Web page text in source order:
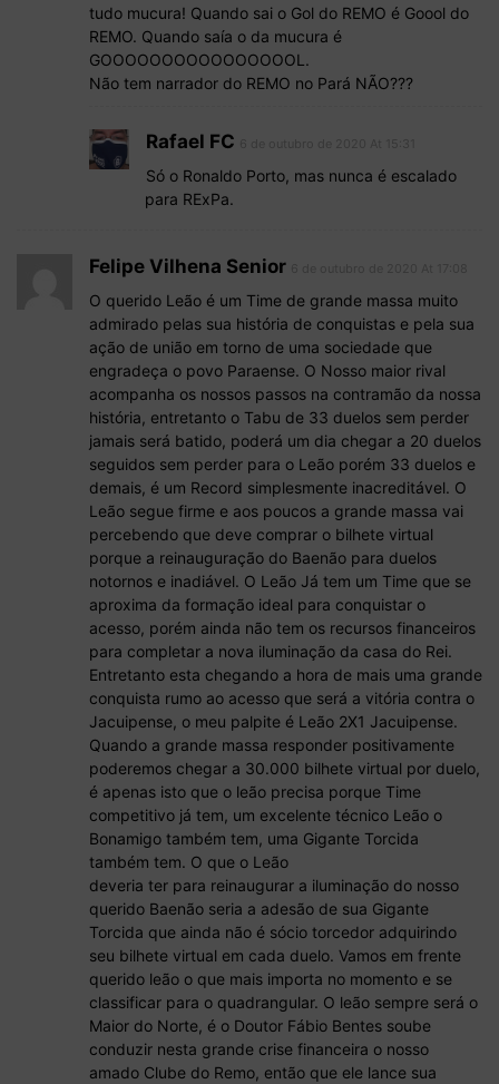
tudo mucura! Quando sai o Gol do REMO é Goool do
REMO. Quando saía o da mucura é
GOOOOOOOOOOOOOOOOL.
Não tem narrador do REMO no Pará NÃO???
Rafael FC
Só o Ronaldo Porto, mas nunca é escalado
para RExPa.
Felipe Vilhena Senior
O querido Leão é um Time de grande massa muito
admirado pelas sua história de conquistas e pela sua
ação de união em torno de uma sociedade que
engradeça o povo Paraense. O Nosso maior rival
acompanha os nossos passos na contramão da nossa
história, entretanto o Tabu de 33 duelos sem perder
jamais será batido, poderá um dia chegar a 20 duelos
seguidos sem perder para o Leão porém 33 duelos e
demais, é um Record simplesmente inacreditável. O
Leão segue firme e aos poucos a grande massa vai
percebendo que deve comprar o bilhete virtual
porque a reinauguração do Baenão para duelos
notornos e inadiável. O Leão Já tem um Time que se
aproxima da formação ideal para conquistar o
acesso, porém ainda não tem os recursos financeiros
para completar a nova iluminação da casa do Rei.
Entretanto esta chegando a hora de mais uma grande
conquista rumo ao acesso que será a vitória contra o
Jacuipense, o meu palpite é Leão 2X1 Jacuipense.
Quando a grande massa responder positivamente
poderemos chegar a 30.000 bilhete virtual por duelo,
é apenas isto que o leão precisa porque Time
competitivo já tem, um excelente técnico Leão o
Bonamigo também tem, uma Gigante Torcida
também tem. O que o Leão
deveria ter para reinaugurar a iluminação do nosso
querido Baenão seria a adesão de sua Gigante
Torcida que ainda não é sócio torcedor adquirindo
seu bilhete virtual em cada duelo. Vamos em frente
querido leão o que mais importa no momento e se
classificar para o quadrangular. O leão sempre será o
Maior do Norte, é o Doutor Fábio Bentes soube
conduzir nesta grande crise financeira o nosso
amado Clube do Remo, então que ele lance sua